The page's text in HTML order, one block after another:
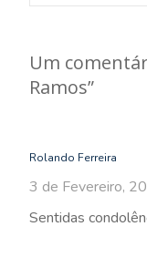
Um
Ramos”
Rolando Ferreira
3 de Fevereiro,
Sentidas